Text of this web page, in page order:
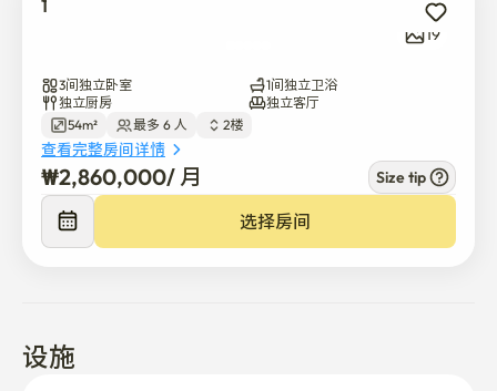
1
19
3间独立卧室
1间独立卫浴
独立厨房
独立客厅
54m²
最多 6 人 2楼
查看完整房间详情
₩2,860,000/ 月 Size tip
选择房间
设施